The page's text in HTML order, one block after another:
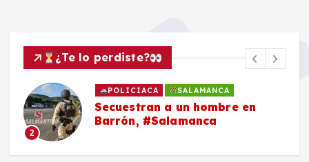
¿Te lo perdiste?
2
POLICIACA SALAMANCA
Secuestran a un hombre en
Barrón, #Salamanca